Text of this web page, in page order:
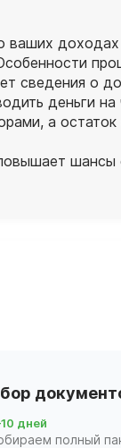
доходах
сведения о
деньги на
а
шансы
дней
полный